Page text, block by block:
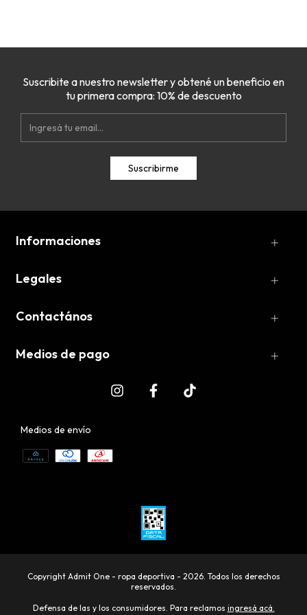
Suscribite a nuestro newsletter y obtené un beneficio en
tu primera compra: 10% de descuento
Informaciones
Legales
Contactános
Medios de pago
Medios de envío
Copyright Admit One - ropa deportiva - 2026. Todos los derechos
reservados.
Defensa de las y los consumidores. Para reclamos ingresá acá.